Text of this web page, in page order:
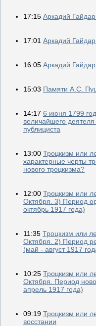
17:15 Аркадий
17:01 Аркадий
16:05 Аркадий
15:03 Памяти А.С.
14:17 6 июня 1799
величайшего деятеля
публициста
13:00 Троцкизм или
характерные черты
нового троцкизма?
12:00 Троцкизм или
Октября. 3) Период
октябрь 1917 года)
11:35 Троцкизм или
Октября. 2) Период
(май - август 1917
10:25 Троцкизм или
Октября. Период
апрель 1917 года)
09:19 Троцкизм или
восстании